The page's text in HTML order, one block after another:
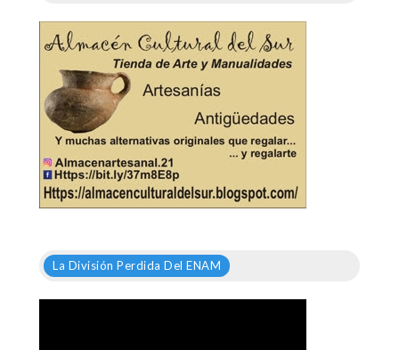
La División Perdida Del ENAM